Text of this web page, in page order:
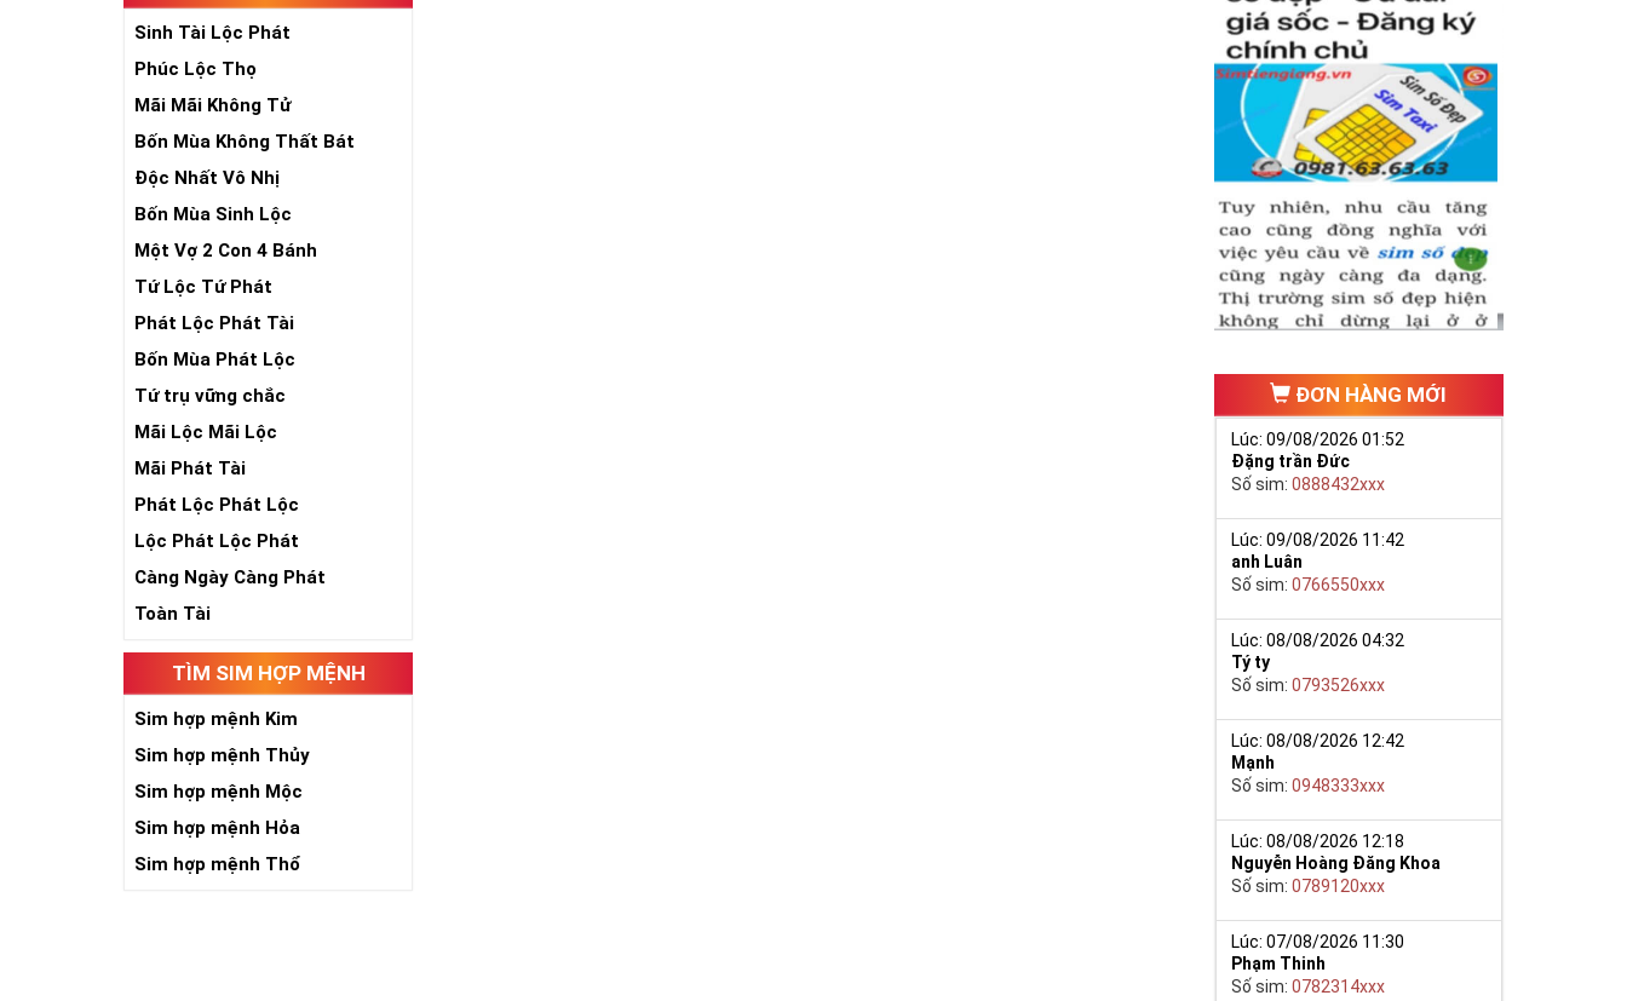
Sinh Tài Lộc Phát
Phúc Lộc Thọ
Mãi Mãi Không Tử
Bốn Mùa Không Thất Bát
Độc Nhất Vô Nhị
Bốn Mùa Sinh Lộc
Một Vợ 2 Con 4 Bánh
Tứ Lộc Tứ Phát
Phát Lộc Phát Tài
Bốn Mùa Phát Lộc
Tứ trụ vững chắc
Mãi Lộc Mãi Lộc
Mãi Phát Tài
Phát Lộc Phát Lộc
Lộc Phát Lộc Phát
Càng Ngày Càng Phát
Toàn Tài
TÌM SIM HỢP MỆNH
Sim hợp mệnh Kim
Sim hợp mệnh Thủy
Sim hợp mệnh Mộc
Sim hợp mệnh Hỏa
Sim hợp mệnh Thổ
ĐƠN HÀNG MỚI
Lúc: 09/08/2026 01:52
Đặng trần Đức
Số sim:0888432xxx
Lúc: 09/08/2026 11:42
anh Luân
Số sim:0766550xxx
Lúc: 08/08/2026 04:32
Tý ty
Số sim:0793526xxx
Lúc: 08/08/2026 12:42
Mạnh
Số sim:0948333xxx
Lúc: 08/08/2026 12:18
Nguyễn Hoàng Đăng Khoa
Số sim:0789120xxx
Lúc: 07/08/2026 11:30
Phạm Thinh
Số sim:0782314xxx